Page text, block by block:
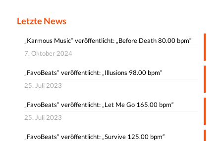
Letzte News
„Karmous Music“ veröffentlicht: „Before Death 80.00 bpm“
7. Oktober 2024
„FavoBeats“ veröffentlicht: „Illusions 98.00 bpm“
25. Juli 2023
„FavoBeats“ veröffentlicht: „Let Me Go 165.00 bpm“
25. Juli 2023
„FavoBeats“ veröffentlicht: „Survive 125.00 bpm“